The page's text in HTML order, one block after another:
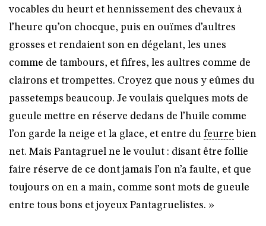
vocables du heurt et hennissement des chevaux à
l’heure qu’on chocque, puis en ouïmes d’aultres
grosses et rendaient son en dégelant, les unes
comme de tambours, et fifres, les aultres comme de
clairons et trompettes. Croyez que nous y eûmes du
passetemps beaucoup. Je voulais quelques mots de
gueule mettre en réserve dedans de l’huile comme
l’on garde la neige et la glace, et entre du feurre bien
net. Mais Pantagruel ne le voulut : disant être follie
faire réserve de ce dont jamais l’on n’a faulte, et que
toujours on en a main, comme sont mots de gueule
entre tous bons et joyeux Pantagruelistes. »